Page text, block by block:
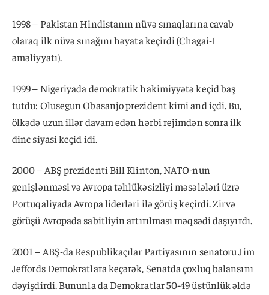
1998 – Pakistan Hindistanın nüvə sınaqlarına cavab
olaraq ilk nüvə sınağını həyata keçirdi (Chagai-I
əməliyyatı).
1999 – Nigeriyada demokratik hakimiyyətə keçid baş
tutdu: Olusegun Obasanjo prezident kimi and içdi. Bu,
ölkədə uzun illər davam edən hərbi rejimdən sonra ilk
dinc siyasi keçid idi.
2000 – ABŞ prezidenti Bill Klinton, NATO-nun
genişlənməsi və Avropa təhlükəsizliyi məsələləri üzrə
Portuqaliyada Avropa liderləri ilə görüş keçirdi. Zirvə
görüşü Avropada sabitliyin artırılması məqsədi daşıyırdı.
2001 – ABŞ-da Respublikaçılar Partiyasının senatoru Jim
Jeffords Demokratlara keçərək, Senatda çoxluq balansını
dəyişdirdi. Bununla da Demokratlar 50-49 üstünlük əldə